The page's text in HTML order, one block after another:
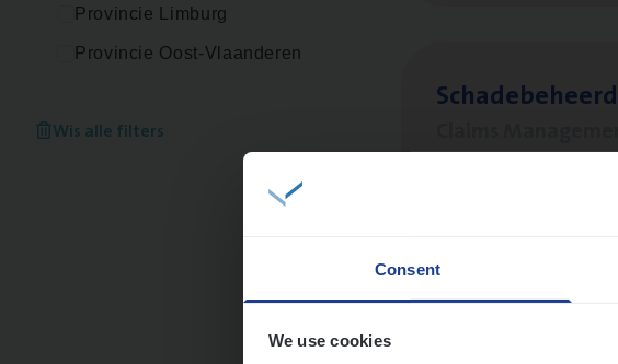
Consent
We use cookies
Provincie Limburg
Provincie Oost-Vlaanderen
Wis alle filters
Busi­ness